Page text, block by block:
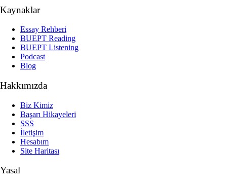
Kaynaklar
Essay Rehberi
BUEPT Reading
BUEPT Listening
Podcast
Blog
Hakkımızda
Biz Kimiz
Başarı Hikayeleri
SSS
İletişim
Hesabım
Site Haritası
Yasal